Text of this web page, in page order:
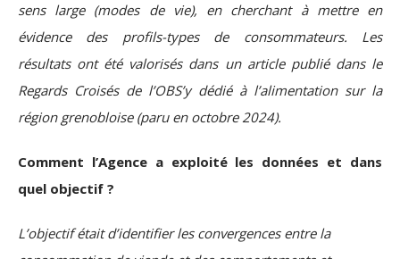
sens large (modes de vie), en cherchant à mettre en
évidence des profils-types de consommateurs. Les
résultats ont été valorisés dans un article publié dans le
Regards Croisés de l’OBS’y dédié à l’alimentation sur la
région grenobloise (paru en octobre 2024).
Comment l’Agence a exploité les données et dans
quel objectif ?
L’objectif était d’identifier les convergences entre la